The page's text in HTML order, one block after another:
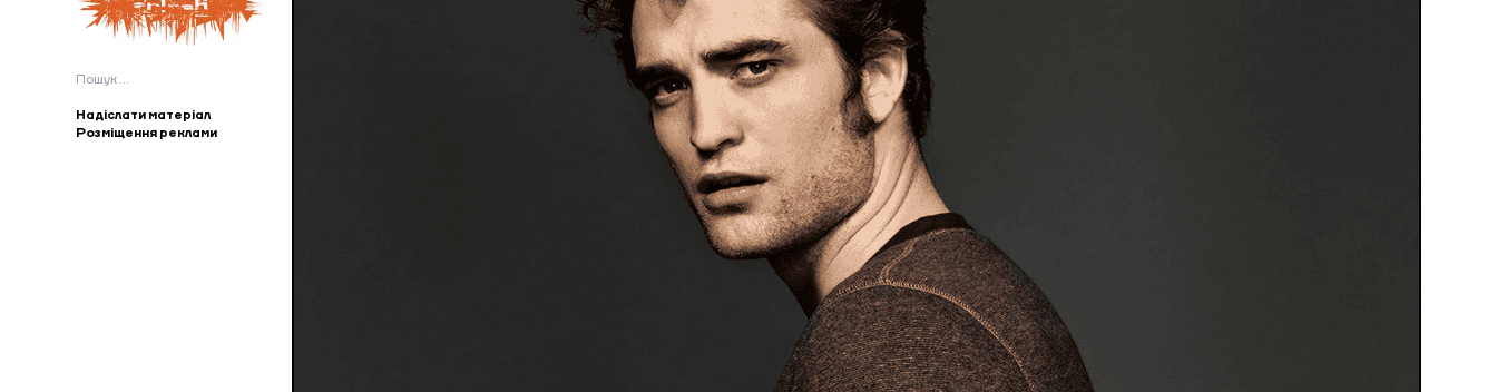
Пошук:
Надіслати матеріал
Розміщення реклами